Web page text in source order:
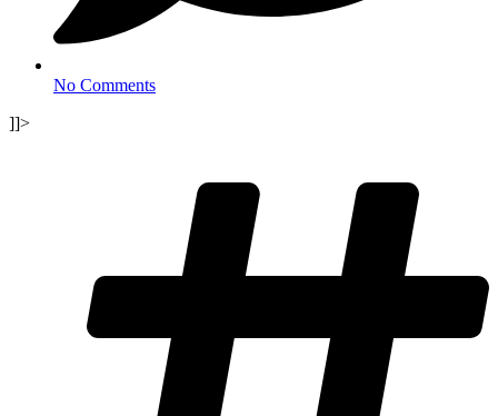
No Comments
]]>